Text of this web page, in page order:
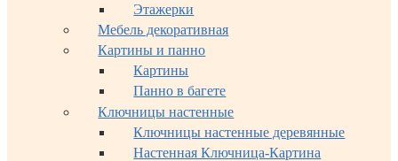
Этажерки
Мебель декоративная
Картины и панно
Картины
Панно в багете
Ключницы настенные
Ключницы настенные деревянные
Настенная Ключница-Картина